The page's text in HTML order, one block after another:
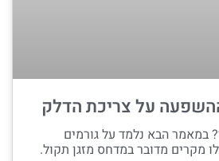
על צריכת הדלק
הבא נלמד על גורמים
מקרים מדובר במדחס מזגן תקול.